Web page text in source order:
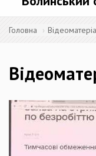
Головна